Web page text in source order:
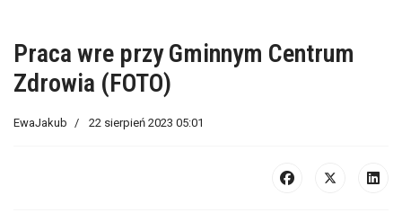
Praca wre przy Gminnym Centrum
Zdrowia (FOTO)
EwaJakub 22 sierpień 2023 05:01